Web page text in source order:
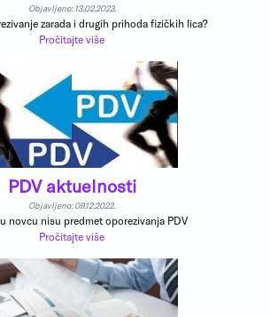
Objavljeno: 13.02.2023.
zarada i drugih prihoda fizičkih lica?
Pročitajte više
PDV aktuelnosti
Objavljeno: 09.12.2022.
novcu nisu predmet oporezivanja PDV
Pročitajte više